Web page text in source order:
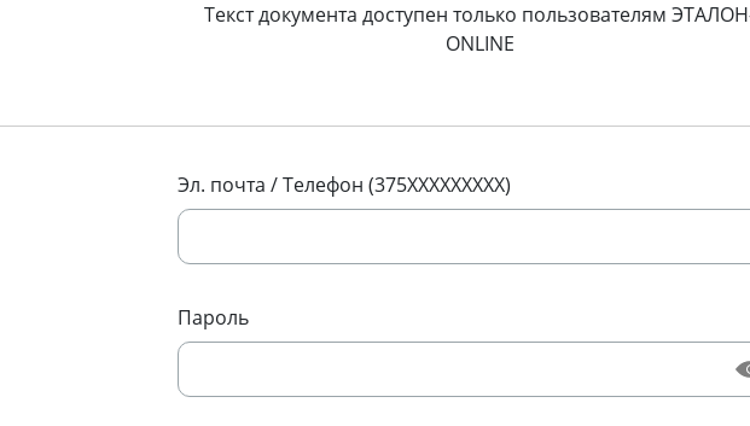
Текст документа доступен только пользователям
ONLINE
Эл. почта / Телефон (375XXXXXXXXX)
Пароль